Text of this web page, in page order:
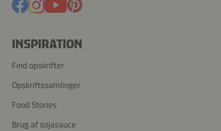
INSPIRATION
Find opskrifter
Opskriftssamlinger
Food Stories
Brug af sojasauce